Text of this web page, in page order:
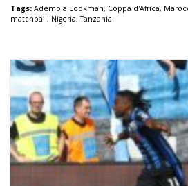
Tags: Ademola Lookman, Coppa d'Africa,
matchball, Nigeria,Tanzania